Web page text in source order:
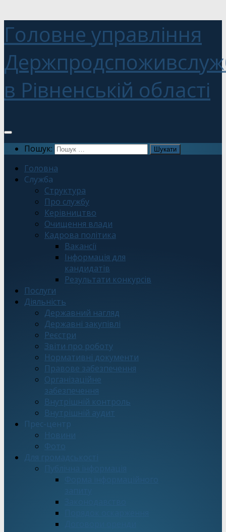
Головне управління
в Рівненській області
Пошук:
Головна
Служба
Структура
Про службу
Керівництво
Очищення влади
Кадрова політика
Вакансії
Інформація для
кандидатів
Результати конкурсів
Послуги
Діяльність
Державний нагляд
Державні закупівлі
Реєстри
Звіти про роботу
Нормативні документи
Правове забезпечення
Організаційне
забезпечення
Внутрішній контроль
Внутрішній аудит
Прес-центр
Новини
Фото
Для громадськості